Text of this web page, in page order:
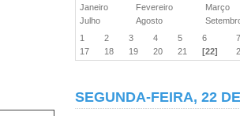
Janeiro
Fevereiro
Março
Julho
Agosto
1
2 3 4 5 6
17
18 19 20 21 [22]
SEGUNDA-FEIRA, 22